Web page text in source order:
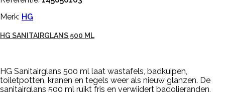
Merk: HG
HG SANITAIRGLANS 500 ML
HG Sanitairglans 500 ml laat wastafels, badkuipen,
toiletpotten, kranen en tegels weer als nieuw glanzen. De
sanitairglans 500 ml ruikt fris en verwijdert badolieranden,